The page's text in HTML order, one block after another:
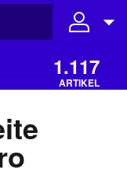
1.117
ARTIKEL